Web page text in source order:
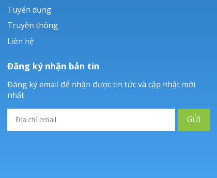
Tuyển dụng
Truyền thông
Liên hệ
Đăng ký nhận bản tin
Đăng ký email để nhận được tin tức và cập nhật mới
nhất.
GỬI